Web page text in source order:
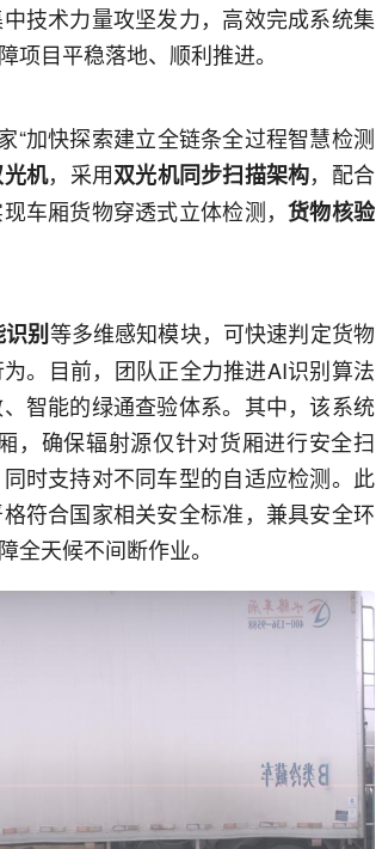
技术力量攻坚发力，高效完成系统集
目平稳落地、顺利推进。
“加快探索建立全链条全过程智慧检测
机，采用双光机同步扫描架构，配合
车厢货物穿透式立体检测，货物核验
别等多维感知模块，可快速判定货物
。目前，团队正全力推进AI识别算法
智能的绿通查验体系。其中，该系统
，确保辐射源仅针对货厢进行安全扫
时支持对不同车型的自适应检测。此
符合国家相关安全标准，兼具安全环
全天候不间断作业。